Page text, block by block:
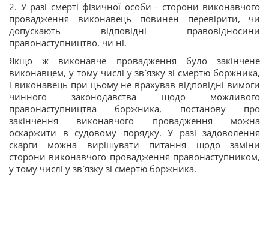
2. У разі смерті фізичної особи - сторони виконавчого
провадження виконавець повинен перевірити, чи
допускають відповідні правовідносини
правонаступництво, чи ні.
Якщо ж виконавче провадження було закінчене
виконавцем, у тому числі у зв`язку зі смертю боржника,
і виконавець при цьому не врахував відповідні вимоги
чинного законодавства щодо можливого
правонаступництва боржника, постанову про
закінчення виконавчого провадження можна
оскаржити в судовому порядку. У разі задоволення
скарги можна вирішувати питання щодо заміни
сторони виконавчого провадження правонаступником,
у тому числі у зв`язку зі смертю боржника.